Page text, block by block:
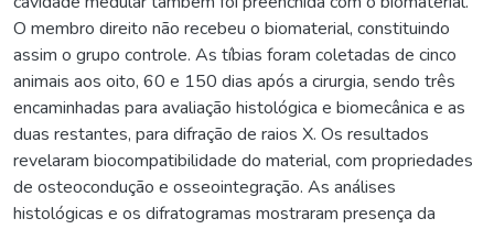
O membro direito não recebeu o biomaterial, constituindo
assim o grupo controle. As tíbias foram coletadas de cinco
animais aos oito, 60 e 150 dias após a cirurgia, sendo três
encaminhadas para avaliação histológica e biomecânica e as
duas restantes, para difração de raios X. Os resultados
revelaram biocompatibilidade do material, com propriedades
de osteocondução e osseointegração. As análises
histológicas e os difratogramas mostraram presença da